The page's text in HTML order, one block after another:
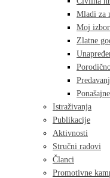
Mladi za
Moj izbor
Zlatne
Istraživanja
Publikacije
Aktivnosti
Stručni radovi
Članci
Promotivne